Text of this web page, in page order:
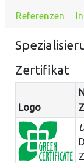
Referenzen
Zertifikat
Logo